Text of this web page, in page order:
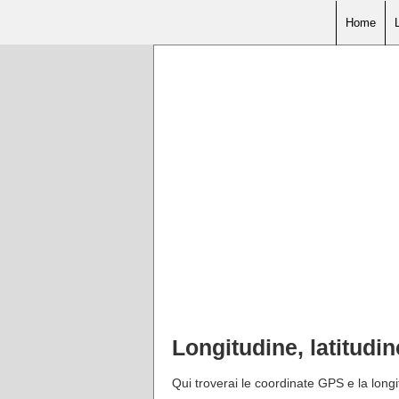
Home
Longitudine,
Qui troverai le coordinate GPS e la